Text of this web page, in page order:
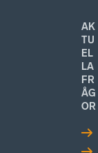
AK
TU
EL
LA
FR
ÅG
OR